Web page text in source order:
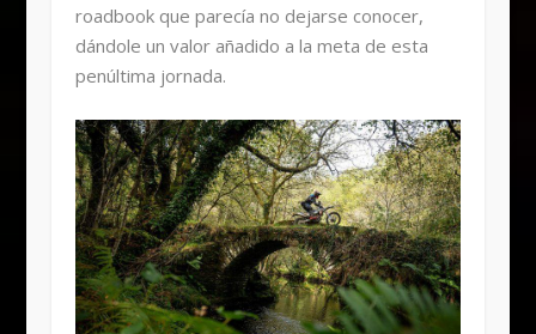
roadbook que parecía no dejarse conocer,
dándole un valor añadido a la meta de esta
penúltima jornada.